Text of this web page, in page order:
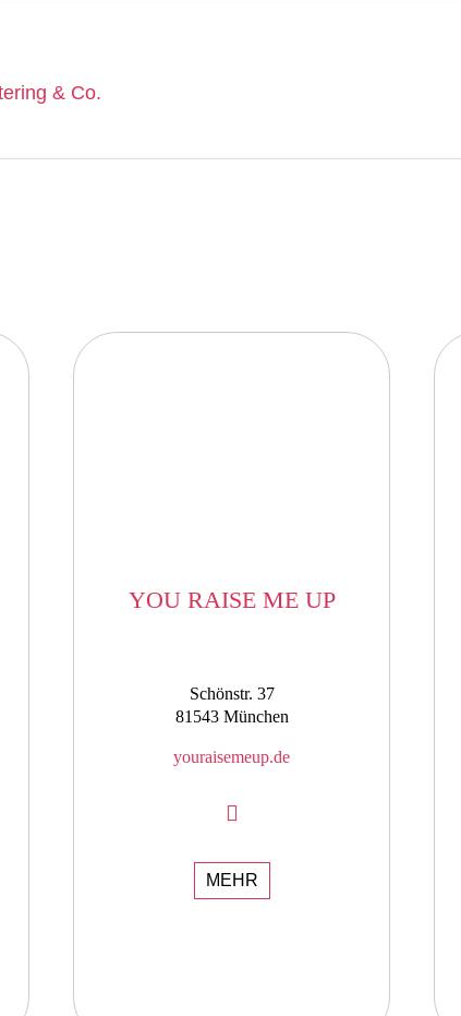
& Co.
YOU RAISE ME UP
Schönstr. 37
81543 München
youraisemeup.de
MEHR